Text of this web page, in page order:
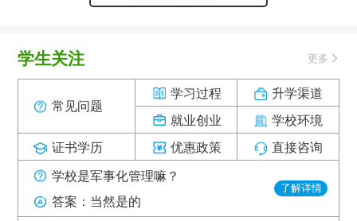
学生关注 更多
常见问题
学习过程
就业创业
升学渠道
学校环境
证书学历
优惠政策
直接咨询
学校是军事化管理嘛？
答案：当然是的
了解详情